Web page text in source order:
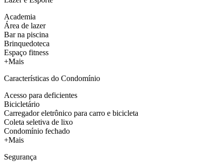
Academia
Área de lazer
Bar na piscina
Brinquedoteca
Espaço fitness
+Mais
Características do Condomínio
Acesso para deficientes
Bicicletário
Carregador eletrônico para carro e bicicleta
Coleta seletiva de lixo
Condomínio fechado
+Mais
Segurança